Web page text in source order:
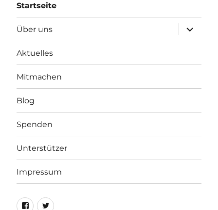
Startseite
Über uns
öffnen
Aktuelles
Mitmachen
Blog
Spenden
Unterstützer
Impressum
FacebookTwitter